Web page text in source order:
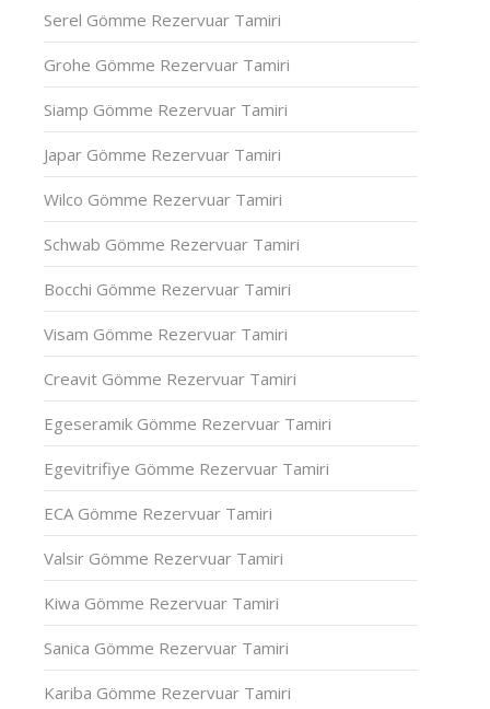
Serel Gömme Rezervuar Tamiri
Grohe Gömme Rezervuar Tamiri
Siamp Gömme Rezervuar Tamiri
Japar Gömme Rezervuar Tamiri
Wilco Gömme Rezervuar Tamiri
Schwab Gömme Rezervuar Tamiri
Bocchi Gömme Rezervuar Tamiri
Visam Gömme Rezervuar Tamiri
Creavit Gömme Rezervuar Tamiri
Egeseramik Gömme Rezervuar Tamiri
Egevitrifiye Gömme Rezervuar Tamiri
ECA Gömme Rezervuar Tamiri
Valsir Gömme Rezervuar Tamiri
Kiwa Gömme Rezervuar Tamiri
Sanica Gömme Rezervuar Tamiri
Kariba Gömme Rezervuar Tamiri